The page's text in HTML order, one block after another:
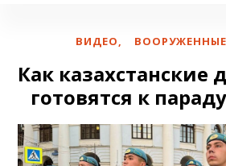
ВИДЕО,
Как казахстанские
готовятся к